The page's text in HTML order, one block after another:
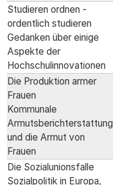
Studieren ordnen -
ordentlich studieren
Gedanken über einige
Aspekte der
Hochschulinnovationen
Die Produktion armer
Frauen
Kommunale
Armutsberichterstattung
und die Armut von
Frauen
Die Sozialunionsfalle
Sozialpolitik in Europa,